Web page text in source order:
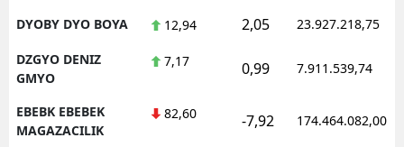
DYOBY DYO BOYA 12,94 2,05 23.927.218,75
DZGYO DENIZ
GMYO
7,17 0,99 7.911.539,74
EBEBK EBEBEK
MAGAZACILIK
82,60 -7,92 174.464.082,00